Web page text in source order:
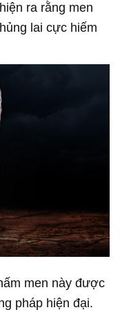
ra rằng men
lai cực hiếm
men này được
pháp hiện đại.